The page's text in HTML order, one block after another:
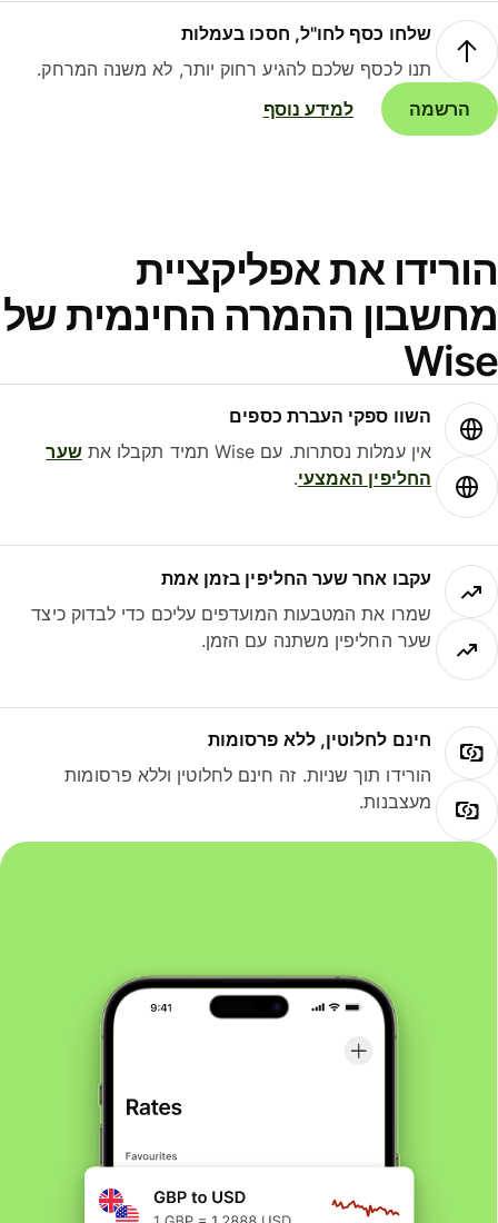
שלחו כסף לחו"ל, חסכו בעמלות
תנו לכסף שלכם להגיע רחוק יותר, לא משנה המרחק.
הרשמה
למידע נוסף
את אפליקציית
ההמרה החינמית של
השוו ספקי העברת כספים
אין עמלות נסתרות. עם Wise תמיד תקבלו את
שער
החליפין האמצעי.
עקבו אחר שער החליפין בזמן אמת
שמרו את המטבעות המועדפים עליכם כדי לבדוק כיצד
שער החליפין משתנה עם הזמן.
חינם לחלוטין, ללא פרסומות
הורידו תוך שניות. זה חינם לחלוטין וללא פרסומות
מעצבנות.